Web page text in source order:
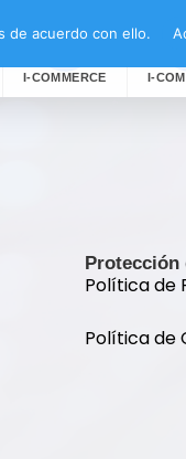
I-COMMERCE I-
Protección
Política de
Política de
de acuerdo con ello.